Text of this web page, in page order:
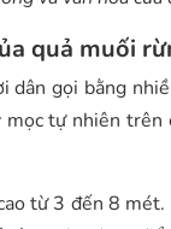
quả muối
dân gọi bằng
mọc tự nhiên
từ 3 đến 8